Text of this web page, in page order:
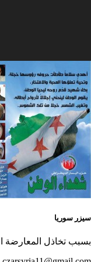
سيزر سوريا
بسبب تخاذل المعارضة